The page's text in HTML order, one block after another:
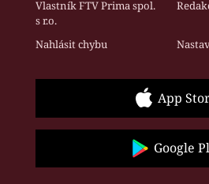
Vlastník FTV Prima spol.
s r.o.
Nahlásit chybu
App
Google